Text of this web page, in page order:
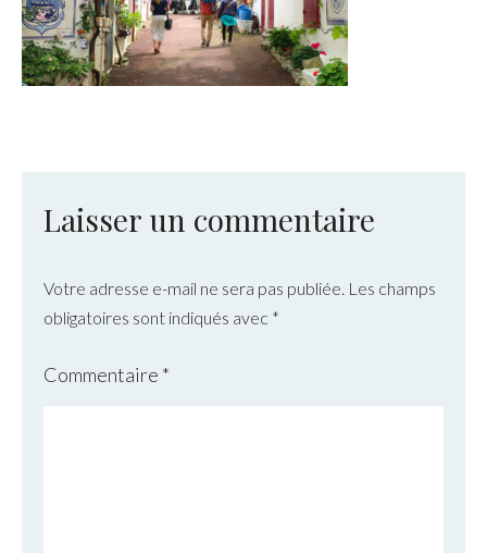
Laisser un commentaire
Votre adresse e-mail ne sera pas publiée. Les champs
obligatoires sont indiqués avec *
Commentaire *